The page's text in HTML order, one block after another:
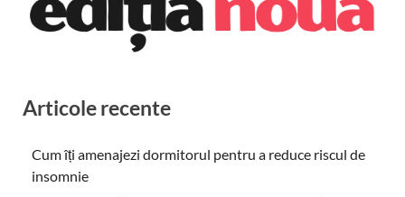
Articole recente
Cum îți amenajezi dormitorul pentru a reduce riscul de
insomnie